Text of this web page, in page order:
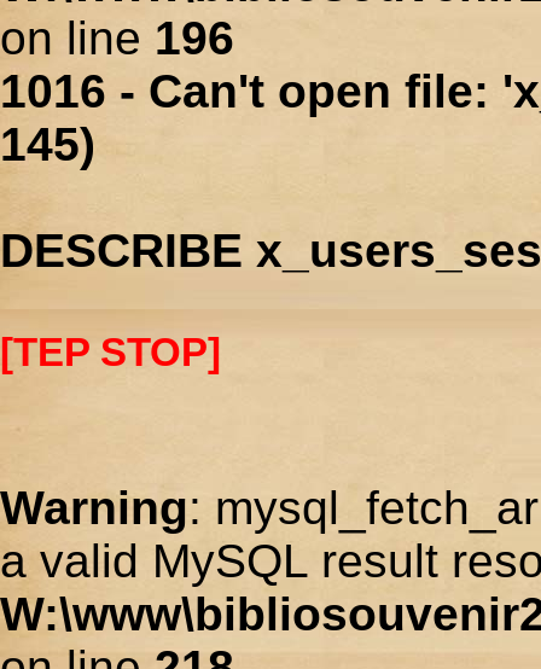
on line 196
1016 - Can't open file:
145)
DESCRIBE
[TEP STOP]
Warning:
a valid MySQL result